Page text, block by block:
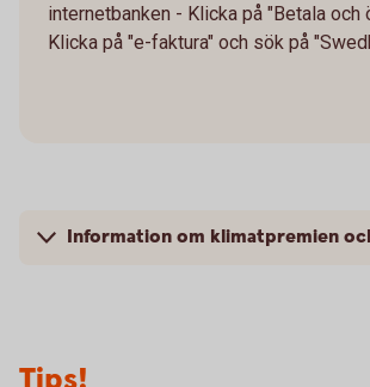
internetbanken - Klicka på "Betala och
Klicka på "e-faktura" och sök på
Information om klimatpremien